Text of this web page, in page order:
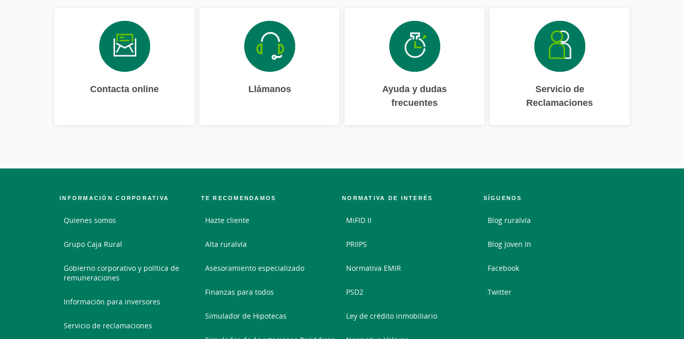
Contacta online Llámanos
Ayuda y dudas
frecuentes
Servicio de
Reclamaciones
INFORMACIÓN CORPORATIVA
Quienes somos
Grupo Caja Rural
Gobierno corporativo y política de
remuneraciones
Información para inversores
Servicio de reclamaciones
TE RECOMENDAMOS
Hazte cliente
Alta ruralvía
Asesoramiento especializado
Finanzas para todos
Simulador de Hipotecas
NORMATIVA DE INTERÉS
MiFID II
PRIIPS
Normativa EMIR
PSD2
Ley de crédito inmobiliario
SÍGUENOS
Blog ruralvía
Blog Joven In
Facebook
Twitter